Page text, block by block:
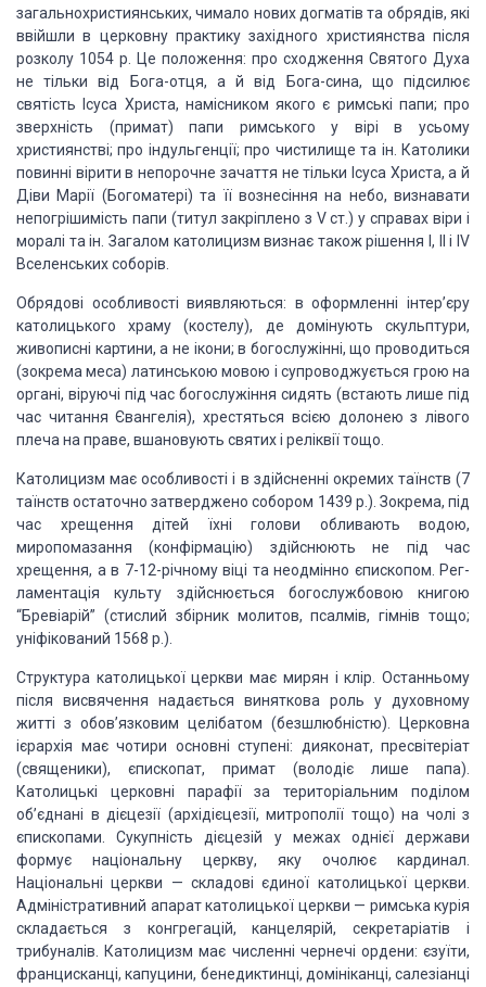
загальнохристиянських, чимало нових догматів та обрядів, які
ввійшли в церковнупрактику захід­ного християнства після
розколу 1054 р. Це поло­ження: про сходження Святого Духа
не тільки від Бога-отця, а й від Бога-сина, що підсилює
святість Ісуса Христа, намісником якого є римські папи; про
зверхність (примат) папи римського у вірі в усьому
християнстві; про індульгенції; про чисти­лище та ін. Католики
повинні вірити в непорочне зачаття не тільки Ісуса Христа, а й
Діви Марії (Бо­гоматері) та їївознесіння на небо, визнавати
непо­грішимість папи (титул закріплено з Vст.) успра­вах віри і
моралі та ін. Загалом католицизм визнає також рішення І,
IIі IV
Вселенських соборів.
Обрядові особливості виявляються: в оформлен­ні інтер’єру
католицького храму (костелу), де до­мінують скульптури,
живописні картини, а не іко­ни; в богослужінні, що проводиться
(зокрема меса) латинською мовою і супроводжується грою на
ор­гані, віруючі під час богослужіння сидять (встають лише під
час читання Євангелія), хрестяться всією долонею з лівого
плеча на праве, вшановують свя­тих і реліквії тощо.
Католицизм має особливості і в здійсненні окремих таїнств (7
таїнств остаточно затверджено собором 1439 p.). Зокрема, під
час хрещення дітей їхні голови обливають водою,
миропомазання (конфірмацію) здійснюють не під час
хрещення, а в 7-12-річному віці та неодмінно єпископом.
Рег­
ламентація культу здійснюється богослужбовою книгою
“Бревіарій” (стислий збірник молитов, псалмів, гімнів тощо;
уніфікований 1568 p.).
Структура католицької церкви має мирян і клір. Останньому
після висвячення надається ви­няткова роль у духовному
житті з обов’язковим целібатом (безшлюбністю). Церковна
ієрархія має чотири основні ступені: дияконат, пресвітеріат
(священики), єпископат, примат (володіє лише па­па).
Католицькі церковні парафії за територіаль­ним поділом
об’єднані в дієцезії (архідієцезії, мит­рополії тощо) на чолі з
єпископами. Сукупність дієцезій умежах однієї держави
формує націо­нальну церкву, яку очолює кардинал.
Національні церкви — складові єдиної католицької церкви.
Адміністративний апараткатолицької церкви — римська курія
складається з конгрегацій, канце­лярій, секретаріатів і
трибуналів. Католицизм має численні чернечі ордени: єзуїти,
францисканці, капуцини, бенедиктинці, домініканці, салезіанці